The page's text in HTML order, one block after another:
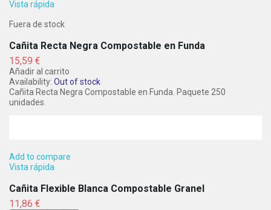
Vista rápida
Fuera de stock
Cañita Recta Negra Compostable en Funda
Precio
15,59 €
Añadir al carrito
Availability: Out of stock
Cañita Recta Negra Compostable en Funda. Paquete 250
unidades.
Add to compare
Vista rápida
Cañita Flexible Blanca Compostable Granel
Precio
11,86 €